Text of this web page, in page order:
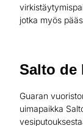
jotka myös
Salto de
Guaran
uimapaikka